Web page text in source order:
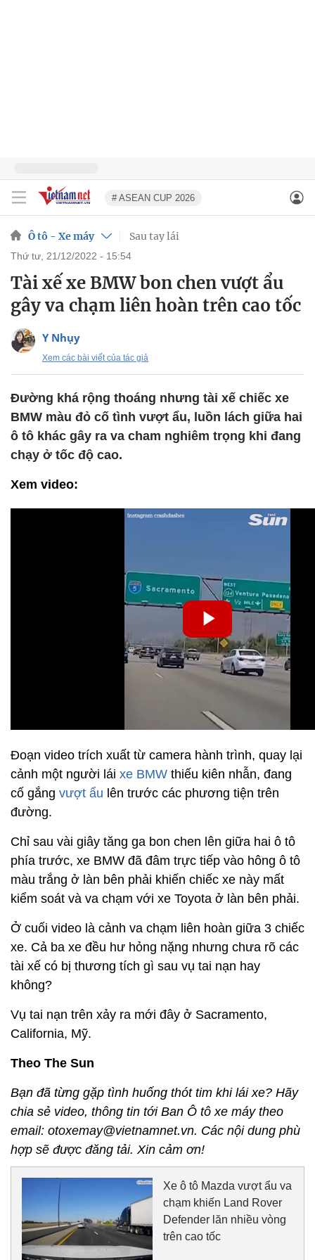
# ASEAN CUP 2026
Ô tô - Xe máy Sau tay lái
thứ tư, 21/12/2022 - 15:54
Tài xế xe BMW bon chen vượt ẩu
gây va chạm liên hoàn trên cao tốc
Y Nhụy
Xem các bài viết của tác giả
Đường khá rộng thoáng nhưng tài xế chiếc xe
BMW màu đỏ cố tình vượt ẩu, luồn lách giữa hai
ô tô khác gây ra va cham nghiêm trọng khi đang
chạy ở tốc độ cao.
Xem video:
Đoạn video trích xuất từ camera hành trình, quay lại
cảnh một người lái xe BMW thiếu kiên nhẫn, đang
cố gắng vượt ẩu lên trước các phương tiện trên
đường.
Chỉ sau vài giây tăng ga bon chen lên giữa hai ô tô
phía trước, xe BMW đã đâm trực tiếp vào hông ô tô
màu trắng ở làn bên phải khiến chiếc xe này mất
kiểm soát và va chạm với xe Toyota ở làn bên phải.
Ở cuối video là cảnh va chạm liên hoàn giữa 3 chiếc
xe. Cả ba xe đều hư hỏng nặng nhưng chưa rõ các
tài xế có bị thương tích gì sau vụ tai nạn hay
không?
Vụ tai nạn trên xảy ra mới đây ở Sacramento,
California, Mỹ.
Theo The Sun
Bạn đã từng gặp tình huống thót tim khi lái xe? Hãy
chia sẻ video, thông tin tới Ban Ô tô xe máy theo
email: otoxemay@vietnamnet.vn. Các nội dung phù
hợp sẽ được đăng tải. Xin cảm ơn!
Xe ô tô Mazda vượt ẩu va
chạm khiến Land Rover
Defender lăn nhiều vòng
trên cao tốc